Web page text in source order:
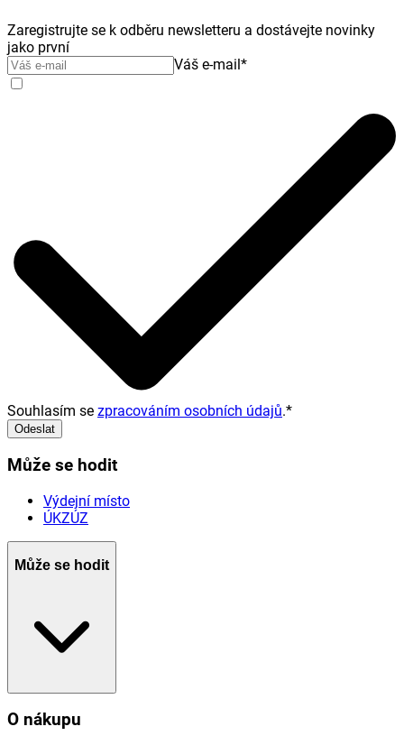
Zaregistrujte se k odběru newsletteru a dostávejte novinky
jako první
Váš e-mail*
Souhlasím se zpracováním osobních údajů.*
Odeslat
Může se hodit
Výdejní místo
ÚKZÚZ
Může se hodit
O nákupu